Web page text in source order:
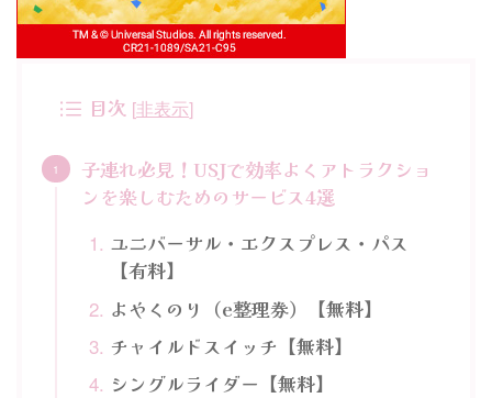
目次 [非表示]
子連れ必見！USJで効率よくアトラクショ
ンを楽しむためのサービス4選
ユニバーサル・エクスプレス・パス
【有料】
よやくのり（e整理券）【無料】
チャイルドスイッチ【無料】
シングルライダー【無料】